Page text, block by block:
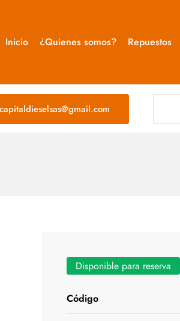
Inicio ¿Quienes somos? Repuestos
Disponible para reserva
Código